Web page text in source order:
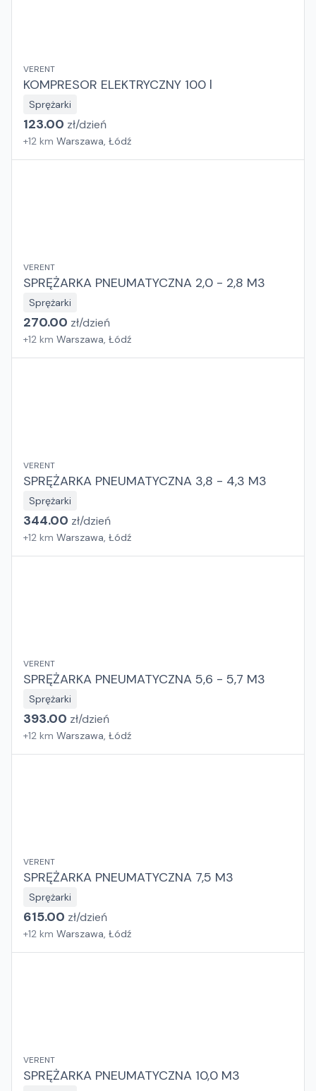
VERENT
KOMPRESOR ELEKTRYCZNY 100 l
Sprężarki
123.00 zł/dzień
+12 km Warszawa, Łódź
VERENT
SPRĘŻARKA PNEUMATYCZNA 2,0 - 2,8 M3
Sprężarki
270.00 zł/dzień
+12 km Warszawa, Łódź
VERENT
SPRĘŻARKA PNEUMATYCZNA 3,8 - 4,3 M3
Sprężarki
344.00 zł/dzień
+12 km Warszawa, Łódź
VERENT
SPRĘŻARKA PNEUMATYCZNA 5,6 - 5,7 M3
Sprężarki
393.00 zł/dzień
+12 km Warszawa, Łódź
VERENT
SPRĘŻARKA PNEUMATYCZNA 7,5 M3
Sprężarki
615.00 zł/dzień
+12 km Warszawa, Łódź
VERENT
SPRĘŻARKA PNEUMATYCZNA 10,0 M3